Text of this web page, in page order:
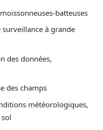
batteuses
surveillance à grande
des données,
des champs
météorologiques,